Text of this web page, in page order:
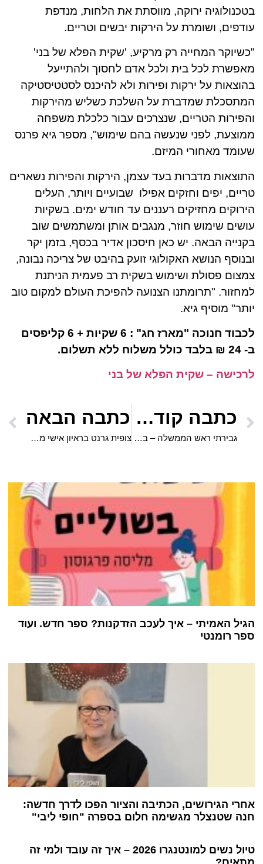
בטכנולוגיה ירוקה, מווסתת את הלחות, מנדפת
עודפים, ושומרת על הירקות יבשים וטריים.
"כשיוקר המחייה רק מרקיע, 'שקית הפלא של בני'
מאפשרת לכל בית ולכל אדם לחסוך ולהתייעל
בהוצאות על ירקות ופירות ולא להיכנס לסטטיסטיקה
המתסכלת שמדברת על השלכת כשליש מהירקות
והפירות הטריים, שנצרכים עבור כלכלת משפחה
ממוצעת, לפני שנעשה בהם שימוש", מספר גיא פרנס
שעומד מאחורי המיזם.
התוצאות מדברות בעד עצמן, הירקות והפירות נשארים
טריים, יפים וחזקים אפילו שבועיים ויותר, העלים
הירוקים מחזיקים רעננים עד חודש ימים. בשקיות
עושים שימוש חוזר, מנגבים אותן ומשתמשים שוב
בקנייה הבאה. יש כאן חיסכון אדיר בכסף, בזמן יקר
ובנוסף הנושא האקולוגי זועק בהיבט של צריכה נבונה,
צמצום פסולת ושימוש בשקית רב פעמית הניתנת
למחזור. "תרומתנו הצנועה להפיכת העולם למקום טוב
יותר" מוסיף גיא.
לכבוד חנוכה "מארז חג" : 6 שקיות + 6 קליפסים
ב- 24 ₪ בלבד כולל משלוח ללא תשלום.
לרכישה – שקית הפלא של בני
כתבה קודמת
גבירתי ראש הממשלה – בקורת הצגה
כתבה הבאה
צופית גרנט בראיון אישי מעורר השראה
הגיל האמיתי – איך לעכב הזדקנות? ספר חדש. ועוד
ספר רומנטי
אחרי הגירושים, הכתיבה והציור הפכו לדרך חדשה:
חנה שטנצלר מגשימה חלום בספרה "חופי ליבי"
טיול נשים למונטנגרו 2026 – איך זה עובד ולמי זה